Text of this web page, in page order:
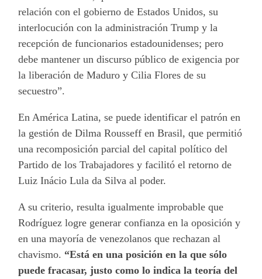
relación con el gobierno de Estados Unidos, su
interlocución con la administración Trump y la
recepción de funcionarios estadounidenses; pero
debe mantener un discurso público de exigencia por
la liberación de Maduro y Cilia Flores de su
secuestro”.
En América Latina, se puede identificar el patrón en
la gestión de Dilma Rousseff en Brasil, que permitió
una recomposición parcial del capital político del
Partido de los Trabajadores y facilitó el retorno de
Luiz Inácio Lula da Silva al poder.
A su criterio, resulta igualmente improbable que
Rodríguez logre generar confianza en la oposición y
en una mayoría de venezolanos que rechazan al
chavismo. “Está en una posición en la que sólo
puede fracasar, justo como lo indica la teoría del